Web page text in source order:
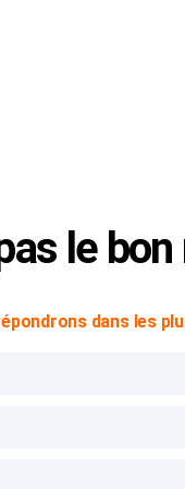
le
dans les